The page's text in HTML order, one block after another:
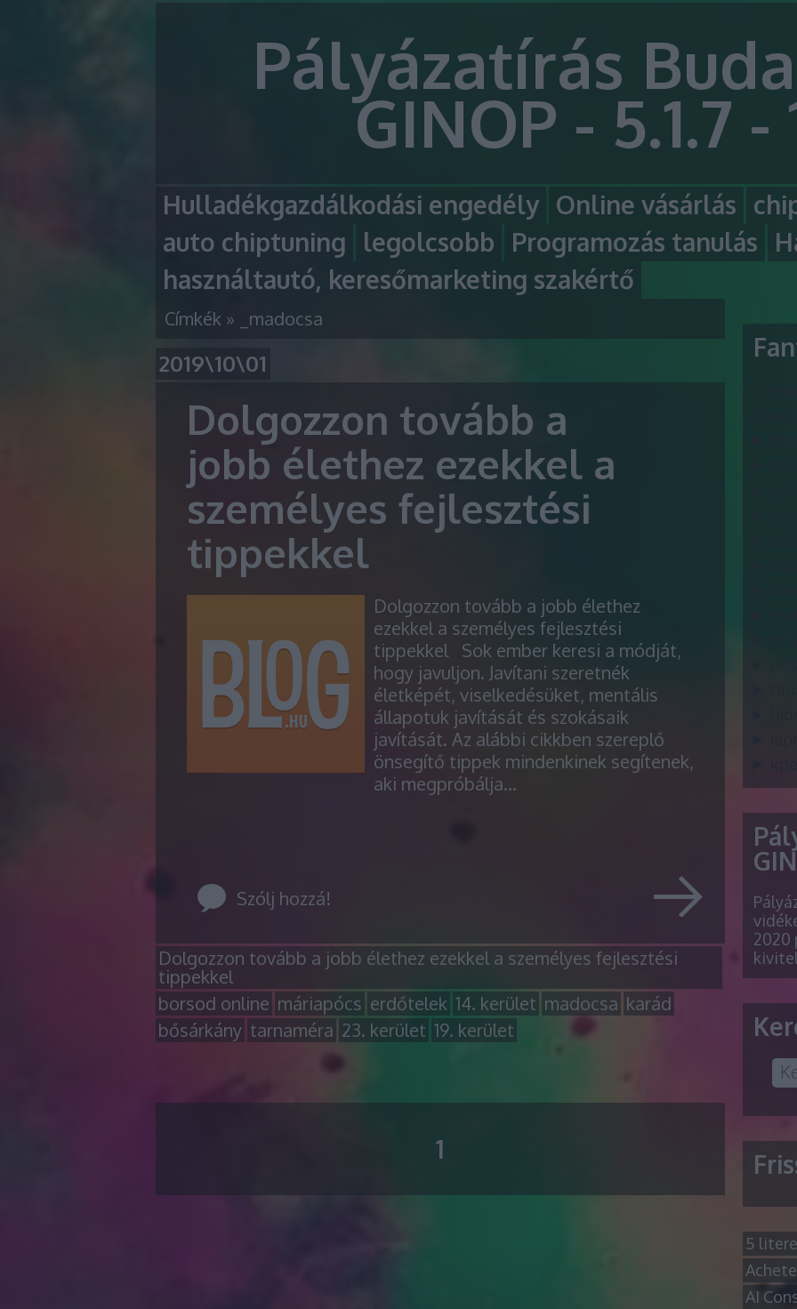
Pályázatírás
GINOP - 5.1.7 -
Hulladékgazdálkodási engedély Online vásárlás
auto chiptuning
legolcsobb Programozás tanulás
használtautó, keresőmarketing szakértő
Címkék » _madocsa
2019\10\01
Dolgozzon tovább a
jobb élethez ezekkel a
személyes fejlesztési
tippekkel
Dolgozzon tovább a jobb élethez
ezekkel a személyes fejlesztési
tippekkel Sok ember keresi a módját,
hogy javuljon. Javítani szeretnék
életképét, viselkedésüket, mentális
állapotuk javítását és szokásaik
javítását. Az alábbi cikkben szereplő
önsegítő tippek mindenkinek segítenek,
aki megpróbálja…
Szólj hozzá!
Dolgozzon tovább a jobb élethez ezekkel a személyes fejlesztési
tippekkel
borsod online máriapócs erdőtelek 14. kerület madocsa karád
bősárkány tarnaméra 23. kerület 19. kerület
1
2020
5
AI